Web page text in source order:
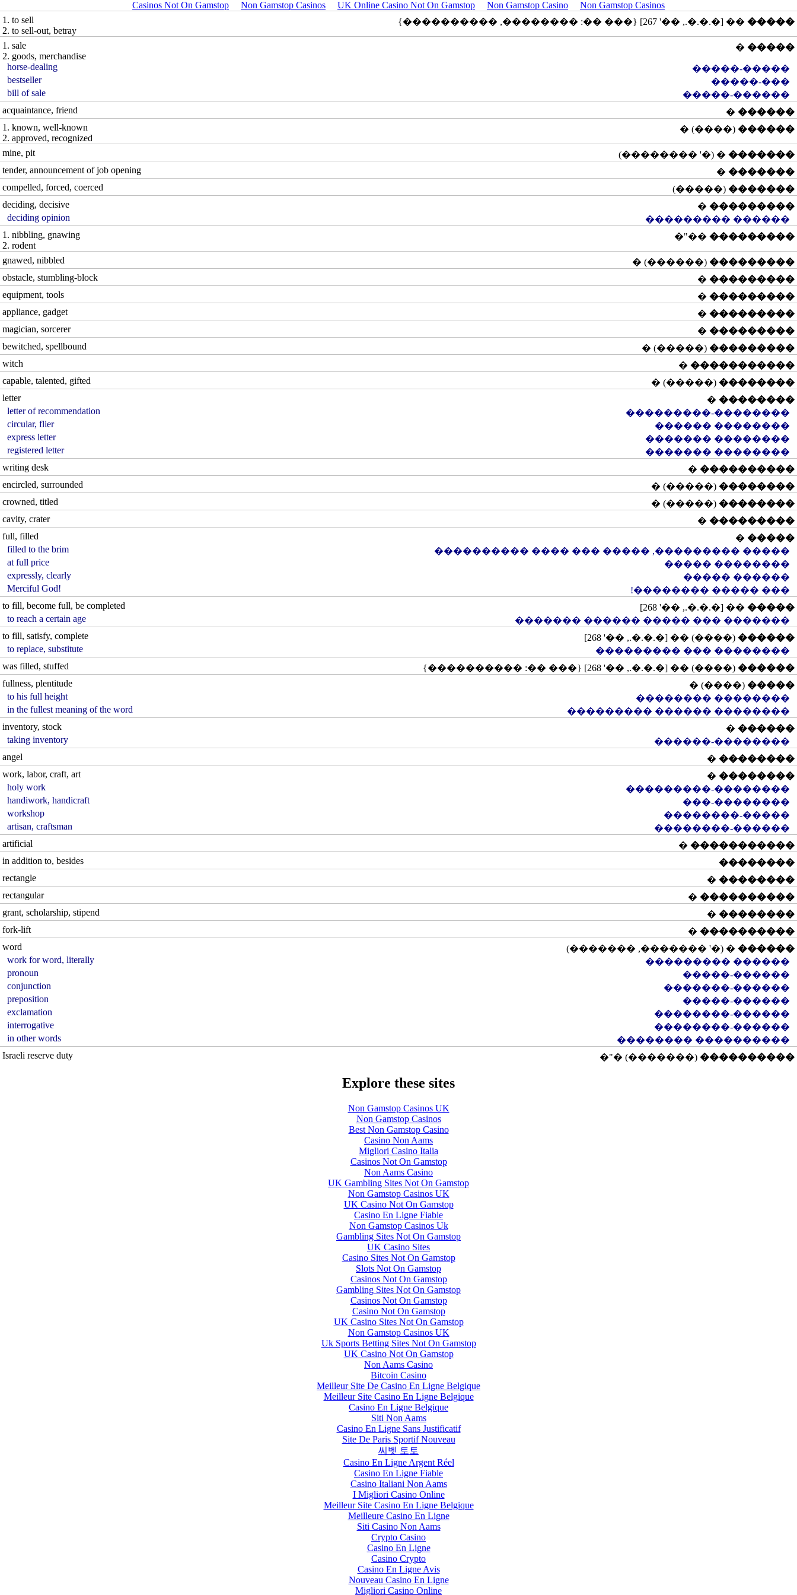
Casinos Not On Gamstop Non Gamstop Casinos UK Online Casino Not On Gamstop Non Gamstop Casino
Non Gamstop Casinos
1. to sell
2. to sell-out, betray
�����
�� [�.�.�., ��' 267] {��� ��: ��������, ����������}
1. sale
2. goods, merchandise
�����
�
horse-dealing
�����-�����
bestseller
���-�����
bill of sale
������-�����
acquaintance, friend
������
�
1. known, well-known
2. approved, recognized
������
(����) �
mine, pit �������
� (�' ��������)
tender, announcement of job opening
�������
�
compelled, forced, coerced
�������
(�����)
deciding, decisive
���������
�
deciding opinion
������ ���������
1. nibbling, gnawing
2. rodent
���������
��"�
gnawed, nibbled ���������
(������) �
obstacle, stumbling-block
���������
�
equipment, tools
���������
�
appliance, gadget
���������
�
magician, sorcerer
���������
�
bewitched, spellbound
���������
(�����) �
witch
�����������
�
capable, talented, gifted
��������
(�����) �
letter
��������
�
letter of recommendation
��������-���������
circular, flier
�������� ������
express letter
�������� �������
registered letter
�������� �������
writing desk
����������
�
encircled, surrounded
��������
(�����) �
crowned, titled
��������
(�����) �
cavity, crater
���������
�
full, filled
�����
�
filled to the brim
����� ���������, ����� ��� ���� ����������
at full price
�������� �����
expressly, clearly
������ �����
Merciful God!
��� ����� ��������!
to fill, become full, be completed
�����
�� [�.�.�., ��' 268]
to reach a certain age
������� ��� ����� ������ �������
to fill, satisfy, complete
������
(����) �� [�.�.�., ��' 268]
to replace, substitute
�������� ��� ���������
was filled, stuffed
������
(����) �� [�.�.�., ��' 268] {��� ��: ����������}
fullness, plentitude
�����
(����) �
to his full height
�������� ��������
in the fullest meaning of the word
�������� ������ ���������
inventory, stock
������
�
taking inventory
��������-������
angel
��������
�
work, labor, craft, art
��������
�
holy work
��������-���������
handiwork, handicraft
��������-���
workshop
�����-��������
artisan, craftsman
������-��������
artificial
�����������
�
in addition to, besides
��������
rectangle
��������
�
rectangular
����������
�
grant, scholarship, stipend
��������
�
fork-lift
����������
�
word
������
� (�' �������, �������)
work for word, literally
������ ���������
pronoun
������-�����
conjunction
������-�������
preposition
������-�����
exclamation
������-��������
interrogative
������-��������
in other words
���������� ��������
Israeli reserve duty
����������
(�������) �"�
Explore these sites
Non Gamstop Casinos UK
Non Gamstop Casinos
Best Non Gamstop Casino
Casino Non Aams
Migliori Casino Italia
Casinos Not On Gamstop
Non Aams Casino
UK Gambling Sites Not On Gamstop
Non Gamstop Casinos UK
UK Casino Not On Gamstop
Casino En Ligne Fiable
Non Gamstop Casinos Uk
Gambling Sites Not On Gamstop
UK Casino Sites
Casino Sites Not On Gamstop
Slots Not On Gamstop
Casinos Not On Gamstop
Gambling Sites Not On Gamstop
Casinos Not On Gamstop
Casino Not On Gamstop
UK Casino Sites Not On Gamstop
Non Gamstop Casinos UK
Uk Sports Betting Sites Not On Gamstop
UK Casino Not On Gamstop
Non Aams Casino
Bitcoin Casino
Meilleur Site De Casino En Ligne Belgique
Meilleur Site Casino En Ligne Belgique
Casino En Ligne Belgique
Siti Non Aams
Casino En Ligne Sans Justificatif
Site De Paris Sportif Nouveau
씨벳 토토
Casino En Ligne Argent Réel
Casino En Ligne Fiable
Casino Italiani Non Aams
I Migliori Casino Online
Meilleur Site Casino En Ligne Belgique
Meilleure Casino En Ligne
Siti Casino Non Aams
Crypto Casino
Casino En Ligne
Casino Crypto
Casino En Ligne Avis
Nouveau Casino En Ligne
Migliori Casino Online